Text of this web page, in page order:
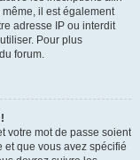
il est également
adresse IP ou interdit
Pour plus
forum.
votre mot de passe soient
et que vous avez spécifié